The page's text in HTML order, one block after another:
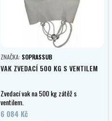
ZNAČKA: SOPRASSUB
VAK ZVEDACÍ 500 KG S VENTILEM
Zvedací vak na 500 kg zátěž s
ventilem.
6 084 Kč